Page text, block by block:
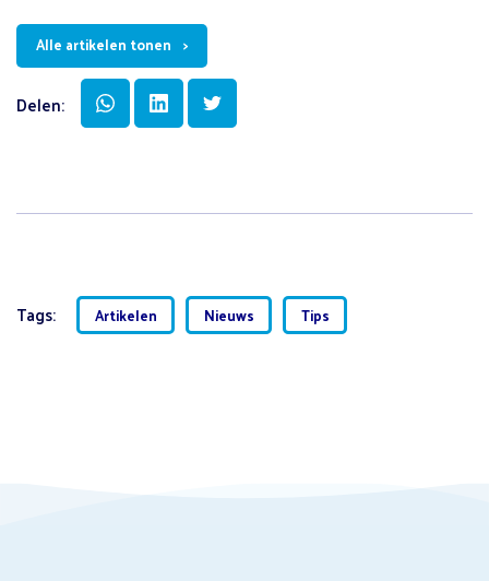
Alle artikelen tonen
Delen:
Tags: Artikelen Nieuws Tips